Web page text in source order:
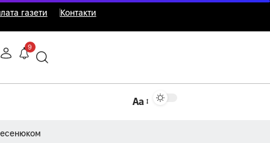
газети Контакти
9
Аа